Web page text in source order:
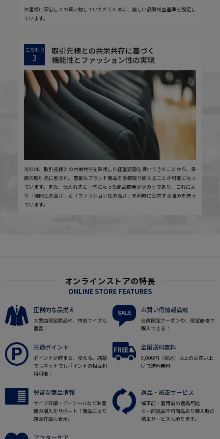
お客様に安心してお買い物していただくために、厳しい品質検査基準を設定し
ています。
こだわり
3
取引先様との共栄共存に基づく
機能性とファッション性の実現
当社は、取引先様との共栄共存を重視した経営姿勢を貫いてきたことから、多
数の取引先に恵まれ、豊富なブランド商品を多数取り揃えることが可能になっ
ています。また、仕入れ先と一体になった商品開発がかのうであり、これによ
り「機能性の高さ」と「ファッション性の高さ」を同時に追求する強みを持っ
ています。
オンラインストアの特長
ONLINE STORE FEATURES
圧倒的な品揃え
大型店限定商品や、特別サイズも
豊富！
お買い得情報満載
会員限定クーポンや、限定価格で
購入できる！
共通ポイント
ポイントが貯まる、使える。店舗
でもネットでもポイントの相互利
用可能！
全国送料無料
5,000円（税込）以上のお買い上
げで送料無料
豊富な商品情報
サイズ詳細・ディテールなどお客
様の購入をサポート！商品により
店頭在庫も表示。
返品・補正サービス
補正前・着用前の返品可能
※一部返品不可商品あり購入時の
補正サービスも承ります。
アフターケア